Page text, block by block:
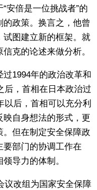
安倍是一位挑战者”的
政策。换言之，他曾
试图建立新的框架。就
克的论述来做分析。
1994年的政治改革和
后，首相在日本政治过
以后，首相可以充分利
自身想法的形式，更
但在制定安全保障政
部门的协调工作在
导力的体制。
议改组为国家安全保障